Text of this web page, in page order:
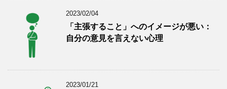
2023/02/04
「主張すること」へのイメージが悪い：
自分の意見を言えない心理
2023/01/21